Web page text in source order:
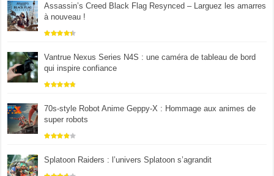
Assassin’s Creed Black Flag Resynced – Larguez les amarres
à nouveau !
Vantrue Nexus Series N4S : une caméra de tableau de bord
qui inspire confiance
70s-style Robot Anime Geppy-X : Hommage aux animes de
super robots
Splatoon Raiders : l’univers Splatoon s’agrandit